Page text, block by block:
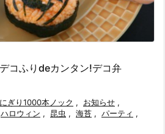
コふりdeカンタン!デコ弁
ぎり1000本ノック , お知らせ ,
ハロウィン , 昆虫 , 海苔 , パーティ ,